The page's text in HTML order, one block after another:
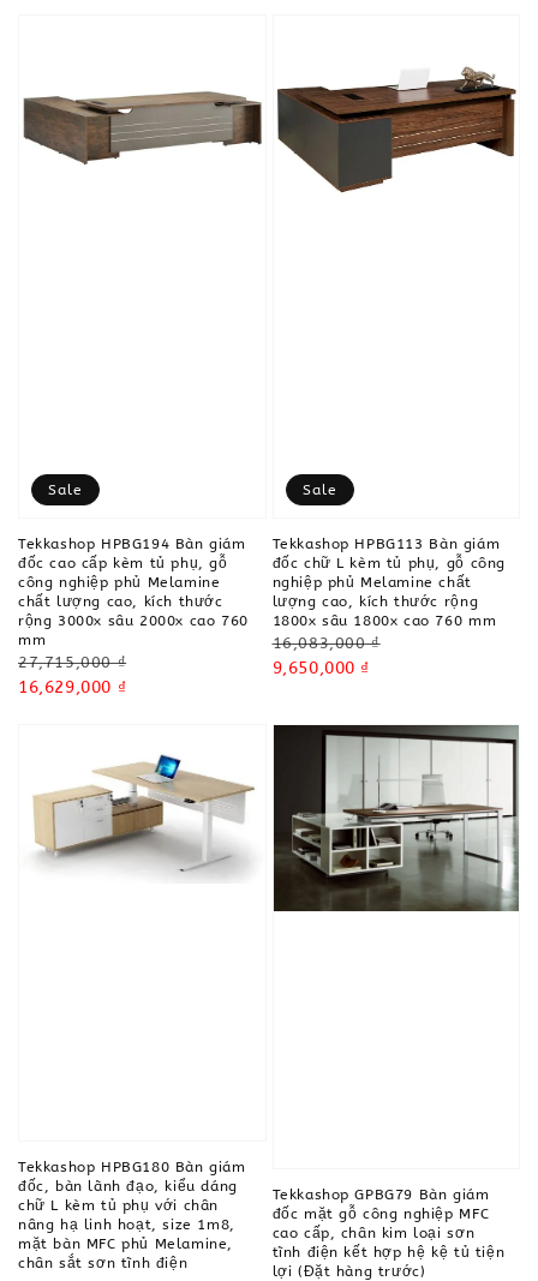
Sale
Tekkashop HPBG194 Bàn giám
đốc cao cấp kèm tủ phụ, gỗ
công nghiệp phủ Melamine
chất lượng cao, kích thước
rộng 3000x sâu 2000x cao 760
mm
Regular
price
27,715,000 ₫
Sale
16,629,000 ₫
Sale
Tekkashop HPBG113 Bàn giám
đốc chữ L kèm tủ phụ, gỗ công
nghiệp phủ Melamine chất
lượng cao, kích thước rộng
1800x sâu 1800x cao 760 mm
Regular
price
16,083,000 ₫
Sale
9,650,000 ₫
Tekkashop HPBG180 Bàn giám
đốc, bàn lãnh đạo, kiểu dáng
chữ L kèm tủ phụ với chân
nâng hạ linh hoạt, size 1m8,
mặt bàn MFC phủ Melamine,
chân sắt sơn tĩnh điện
Tekkashop GPBG79 Bàn giám
đốc mặt gỗ công nghiệp MFC
cao cấp, chân kim loại sơn
tĩnh điện kết hợp hệ kệ tủ tiện
lợi (Đặt hàng trước)